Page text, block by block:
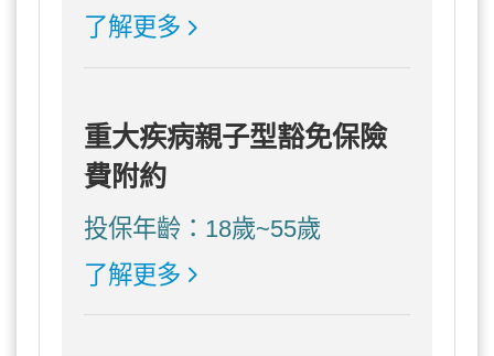
了解更多
重大疾病親子型豁免保險
費附約
投保年齡：18歲~55歲
了解更多